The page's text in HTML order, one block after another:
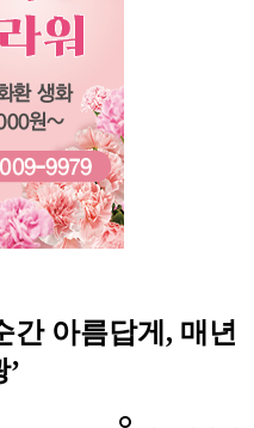
간 아름답게, 매년